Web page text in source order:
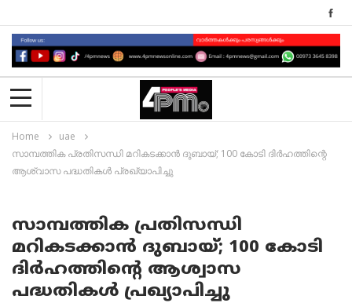
Home
uae
സാമ്പത്തിക പ്രതിസന്ധി മറികടക്കാൻ ദുബായ്; 100 കോടി ദിർഹത്തിന്റെ
ആശ്വാസ പദ്ധതികൾ പ്രഖ്യാപിച്ചു
സാമ്പത്തിക പ്രതിസന്ധി
മറികടക്കാൻ ദുബായ്; 100 കോടി
ദിർഹത്തിന്റെ ആശ്വാസ
പദ്ധതികൾ പ്രഖ്യാപിച്ചു